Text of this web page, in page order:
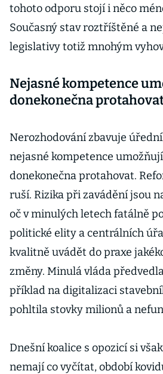
tohoto odporu stojí i něco
Současný stav roztříštěné a
legislativy totiž mnohým
Nejasné kompetence
donekonečna
Nerozhodování zbavuje
nejasné kompetence
donekonečna protahovat.
ruší. Rizika při zavádění jsou
oč v minulých letech fatálně
politické elity a centrálních
kvalitně uvádět do praxe
změny. Minulá vláda
příklad na digitalizaci
pohltila stovky milionů a
Dnešní koalice s opozicí si
nemají co vyčítat, období